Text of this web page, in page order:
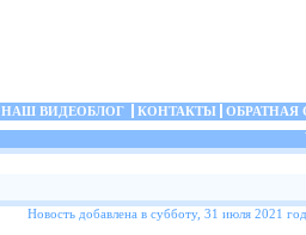
НАШ ВИДЕОБЛОГ КОНТАКТЫ ОБРАТНАЯ
Новость добавлена в субботу, 31 июля 2021